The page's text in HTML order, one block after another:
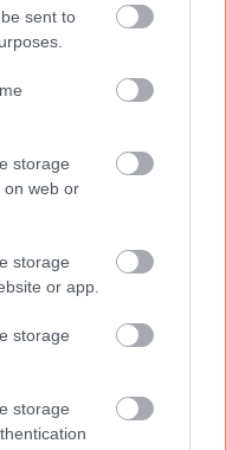
sent to
storage
on web or
storage
or app.
storage
storage
VÖLGYE